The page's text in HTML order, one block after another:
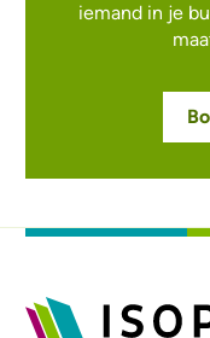
iemand in je